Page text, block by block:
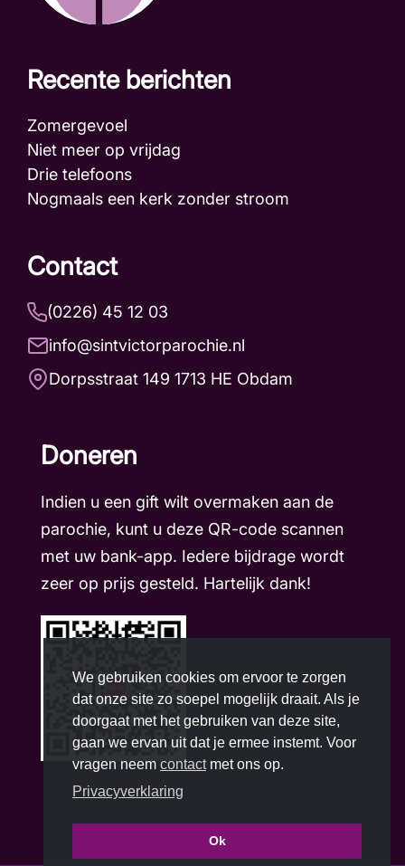
Recente berichten
Zomergevoel
Niet meer op vrijdag
Drie telefoons
Nogmaals een kerk zonder stroom
Contact
(0226) 45 12 03
info@sintvictorparochie.nl
Dorpsstraat 149 1713 HE Obdam
Doneren
Indien u een gift wilt overmaken aan de
parochie, kunt u deze QR-code scannen
met uw bank-app. Iedere bijdrage wordt
zeer op prijs gesteld. Hartelijk dank!
We gebruiken cookies om ervoor te zorgen
dat onze site zo soepel mogelijk draait. Als je
doorgaat met het gebruiken van deze site,
gaan we ervan uit dat je ermee instemt. Voor
vragen neem contactmet ons op.
Privacyverklaring
Ok